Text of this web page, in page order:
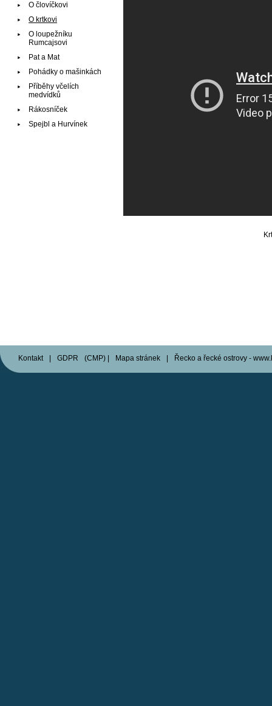
O človíčkovi
O krtkovi
O loupežníku
Rumcajsovi
Pat a Mat
Pohádky o mašinkách
Příběhy včelích
medvídků
Rákosníček
Spejbl a Hurvínek
Kontakt GDPR (CMP) Mapa stránek Řecko a řecké ostrovy -